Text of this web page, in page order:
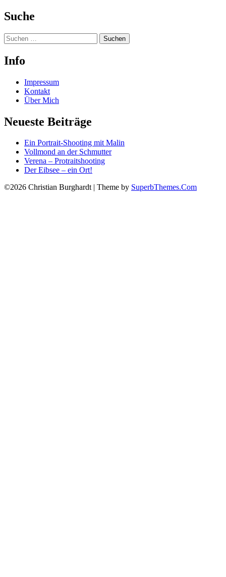
Suche
Suchen
nach:
Info
Impressum
Kontakt
Über Mich
Neueste Beiträge
Ein Portrait-Shooting mit Malin
Vollmond an der Schmutter
Verena – Protraitshooting
Der Eibsee – ein Ort!
©2026 Christian Burghardt | Theme by SuperbThemes.Com